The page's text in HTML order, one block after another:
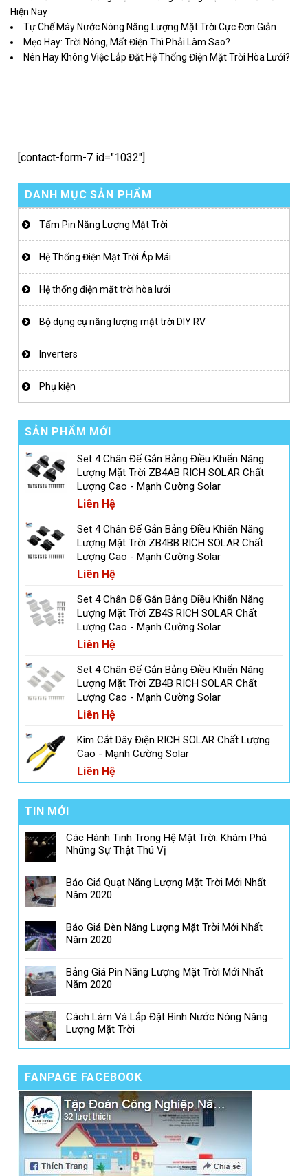
Hiện Nay
Tự Chế Máy Nước Nóng Năng Lượng Mặt Trời Cực Đơn Giản
Mẹo Hay: Trời Nóng, Mất Điện Thì Phải Làm Sao?
Nên Hay Không Việc Lắp Đặt Hệ Thống Điện Mặt Trời Hòa Lưới?
[contact-form-7 id="1032"]
DANH MỤC SẢN PHẨM
Tấm Pin Năng Lượng Mặt Trời
Hệ Thống Điện Mặt Trời Áp Mái
Hệ thống điện mặt trời hòa lưới
Bộ dụng cụ năng lượng mặt trời DIY RV
Inverters
Phụ kiện
SẢN PHẨM MỚI
Set 4 Chân Đế Gắn Bảng Điều Khiển Năng
Lượng Mặt Trời ZB4AB RICH SOLAR Chất
Lượng Cao - Mạnh Cường Solar
Liên Hệ
Set 4 Chân Đế Gắn Bảng Điều Khiển Năng
Lượng Mặt Trời ZB4BB RICH SOLAR Chất
Lượng Cao - Mạnh Cường Solar
Liên Hệ
Set 4 Chân Đế Gắn Bảng Điều Khiển Năng
Lượng Mặt Trời ZB4S RICH SOLAR Chất
Lượng Cao - Mạnh Cường Solar
Liên Hệ
Set 4 Chân Đế Gắn Bảng Điều Khiển Năng
Lượng Mặt Trời ZB4B RICH SOLAR Chất
Lượng Cao - Mạnh Cường Solar
Liên Hệ
Kìm Cắt Dây Điện RICH SOLAR Chất Lượng
Cao - Mạnh Cường Solar
Liên Hệ
TIN MỚI
Các Hành Tinh Trong Hệ Mặt Trời: Khám Phá
Những Sự Thật Thú Vị
Báo Giá Quạt Năng Lượng Mặt Trời Mới Nhất
Năm 2020
Báo Giá Đèn Năng Lượng Mặt Trời Mới Nhất
Năm 2020
Bảng Giá Pin Năng Lượng Mặt Trời Mới Nhất
Năm 2020
Cách Làm Và Lắp Đặt Bình Nước Nóng Năng
Lượng Mặt Trời
FANPAGE FACEBOOK